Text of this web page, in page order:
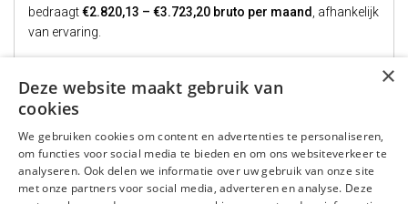
bedraagt€2.820,13 – €3.723,20 bruto per maand
, afhankelijk
van ervaring.
Bekijk vacature
1 2 3 4 ... 84
×
Deze website maakt gebruik van
cookies
We gebruiken cookies om content en advertenties te personaliseren,
om functies voor social media te bieden en om ons websiteverkeer te
analyseren. Ook delen we informatie over uw gebruik van onze site
met onze partners voor social media, adverteren en analyse. Deze